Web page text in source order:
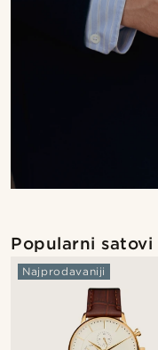
Popularni satovi
Najprodavaniji